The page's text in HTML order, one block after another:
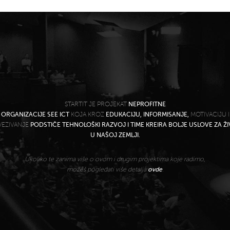
STARTIT JE PROJEKAT NEPROFITNE
ORGANIZACIJE SEE ICTKOJA KROZ EDUKACIJU, INFORMISANJE, MOTIVACIJU I
PODSTIČE TEHNOLOŠKI RAZVOJ I TIME KREIRA BOLJE USLOVE ZA
U NAŠOJ ZEMLJI.
Ukoliko te zanima više o ovom i drugim projektima koje radimo,
možeš pogledati više detaljaovde.